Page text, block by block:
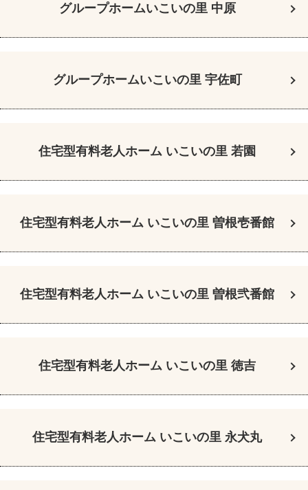
グループホームいこいの里 中原
グループホームいこいの里 宇佐町
住宅型有料老人ホーム いこいの里 若園
住宅型有料老人ホーム いこいの里 曽根壱番館
住宅型有料老人ホーム いこいの里 曽根弐番館
住宅型有料老人ホーム いこいの里 徳吉
住宅型有料老人ホーム いこいの里 永犬丸